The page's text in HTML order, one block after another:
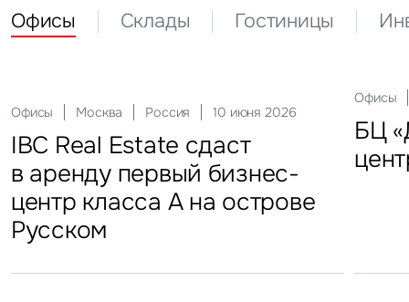
Офисы Склады Гостиницы
Офисы Москва Россия 10 июня 2026
IBC Real Estate сдаст
в аренду первый бизнес-
центр класса А на острове
Русском
Офисы
БЦ
FFF group – новый резидент
«Атлант-Парк»
Гостиницы Москва Россия 18 ноября 2025
Новый Crocus Fitness
Петровский парк откроется
в отеле Hyatt Regency
Инвестиции Москва Россия 22 мая 2025
Один из крупнейших
гостиничных комплексов
Подмосковья перешел
под управление компании
29
«Солнце Москвы», ВДНХ